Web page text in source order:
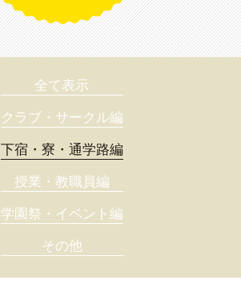
全て表示
クラブ・サークル編
下宿・寮・通学路編
授業・教職員編
学園祭・イベント編
その他